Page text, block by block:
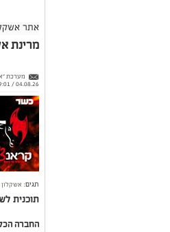
אתר
מרינת
מערכת
04.08.26 / 09:01
תגים: אשקלון
תוכנית
החברה